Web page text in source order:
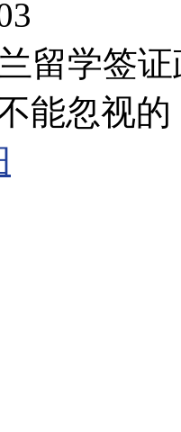
留学签
能忽视